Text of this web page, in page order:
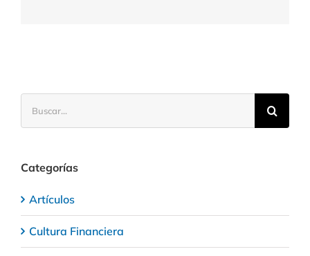
Categorías
Artículos
Cultura Financiera